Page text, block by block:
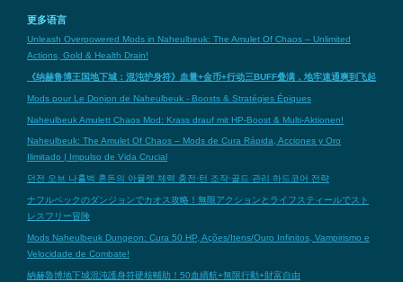
更多语言
Unleash Overpowered Mods in Naheulbeuk: The Amulet Of Chaos – Unlimited
Actions, Gold & Health Drain!
《纳赫鲁博王国地下城：混沌护身符》血量+金币+行动三BUFF叠满，地牢速通爽到飞起
Mods pour Le Donjon de Naheulbeuk - Boosts & Stratégies Épiques
Naheulbeuk Amulett Chaos Mod: Krass drauf mit HP-Boost & Multi-Aktionen!
Naheulbeuk: The Amulet Of Chaos – Mods de Cura Rápida, Acciones y Oro
Ilimitado | Impulso de Vida Crucial
던전 오브 나흘벅 혼돈의 아뮬렛 체력 충전·턴 조작·골드 관리 하드코어 전략
ナフルベックのダンジョンでカオス攻略！無限アクションとライフスティールでスト
レスフリー冒険
Mods Naheulbeuk Dungeon: Cura 50 HP, Ações/Itens/Ouro Infinitos, Vampirismo e
Velocidade de Combate!
納赫魯博地下城混沌護身符硬核輔助！50血續航+無限行動+財富自由